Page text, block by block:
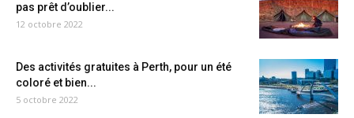
pas prêt d’oublier...
12 octobre 2022
Des activités gratuites à Perth, pour un été
coloré et bien...
5 octobre 2022